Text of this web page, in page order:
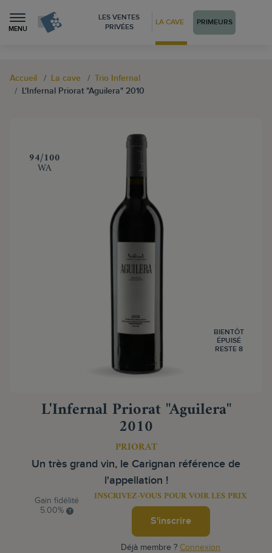
MENU
LES VENTES
PRIVÉES
LA CAVE PRIMEURS
Accueil La cave
Trio Infernal
L'Infernal Priorat "Aguilera" 2010
‍94/100
WA
BIENTÔT
ÉPUISÉ
RESTE 8
L'Infernal Priorat "Aguilera"
2010
PRIORAT
Un très grand vin, le Carignan référence de
l'appellation !
Gain fidélité
5.00%
INSCRIVEZ-VOUS POUR VOIR LES PRIX
S'inscrire
Déjà membre ? Connexion